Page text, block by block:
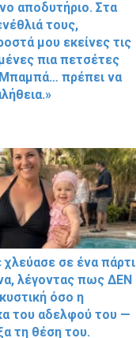
αποδυτήριο. Στα
τους,
μου εκείνες τις
πια πετσέτες
πρέπει να
σε ένα πάρτι
λέγοντας πως ΔΕΝ
όσο η
του αδελφού του —
τη θέση του.